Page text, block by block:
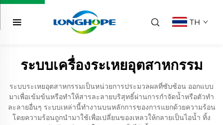
TH
ระบบเครื่องระเหยอุตสาหกรรม
ระบบระเหยอุตสาหกรรมเป็นหน่วยการประมวลผลที่ซับซ้อน ออกแบบ
มาเพื่อเข้มข้นหรือทำให้สารละลายบริสุทธิ์ผ่านการกำจัดน้ำหรือตัวทำ
ละลายอื่นๆ ระบบเหล่านี้ทำงานบนหลักการของการแยกด้วยความร้อน
โดยความร้อนถูกนำมาใช้เพื่อเปลี่ยนของเหลวให้กลายเป็นไอน้ำ ทิ้ง